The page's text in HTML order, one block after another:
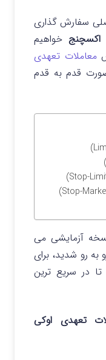
سفارش گذاری
اکسچنج خواهیم
معاملات تعهدی
قدم به قدم
آزمایشی می
رو شدید، برای
در سریع ترین
تعهدی اوکی